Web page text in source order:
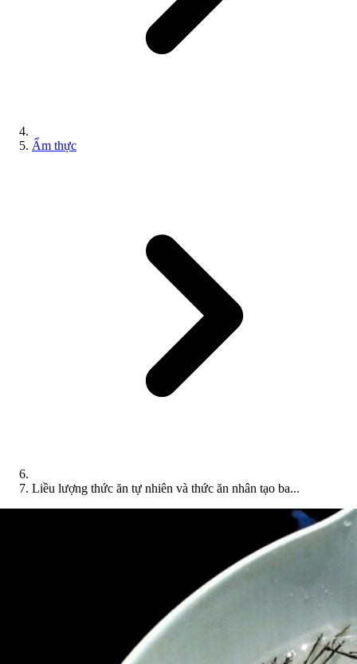
Ẩm thực
Liều lượng thức ăn tự nhiên và thức ăn nhân tạo ba...